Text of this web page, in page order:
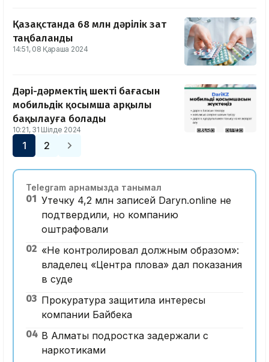
Қазақстанда 68 млн дәрілік зат
таңбаланды
14:51, 08 Қараша 2024
Дәрі-дәрмектің шекті бағасын
мобильдік қосымша арқылы
бақылауға болады
10:21, 31 Шілде 2024
1 2
Telegram арнамызда танымал
01 Утечку 4,2 млн записей Daryn.online не
подтвердили, но компанию
оштрафовали
02 «Не контролировал должным образом»:
владелец «Центра плова» дал показания
в суде
03 Прокуратура защитила интересы
компании Байбека
04 В Алматы подростка задержали с
наркотиками